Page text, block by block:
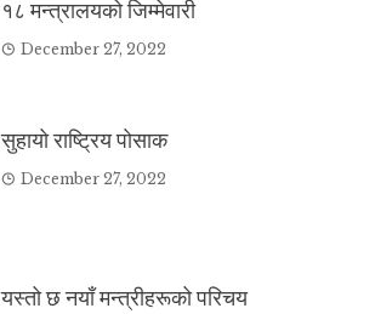
१८ मन्त्रालयको जिम्मेवारी
December 27, 2022
सुहायो राष्ट्रिय पोसाक
December 27, 2022
यस्तो छ नयाँ मन्त्रीहरूको परिचय